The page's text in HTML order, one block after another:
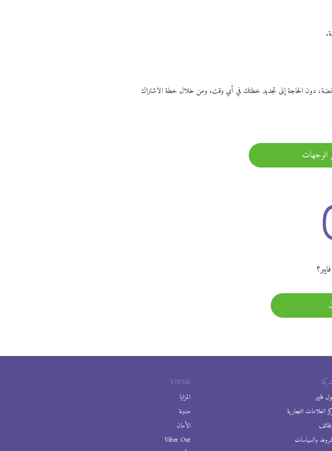
دون الحاجة إلى تجديد خطتك في أي وقت. ومن خلال خطة الاشتراك
الوجهات
VIBER
المزايا
مدونة
الأمان
Viber Out
فايبر
العلامات التجارية
والسياسات